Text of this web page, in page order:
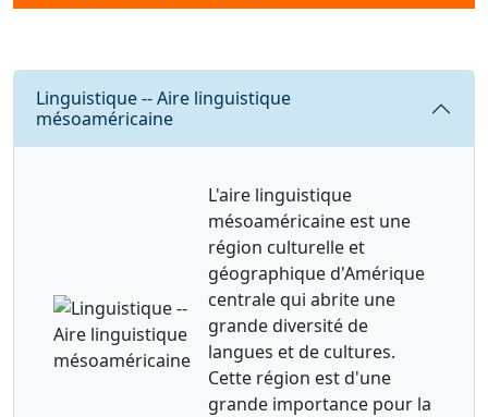
Requête
Linguistique -- Aire linguistique
mésoaméricaine
L'aire linguistique
mésoaméricaine est une
région culturelle et
géographique d'Amérique
centrale qui abrite une
grande diversité de
langues et de cultures.
Cette région est d'une
grande importance pour la